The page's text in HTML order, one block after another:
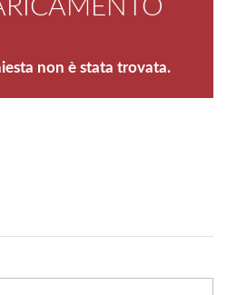
non è stata trovata.